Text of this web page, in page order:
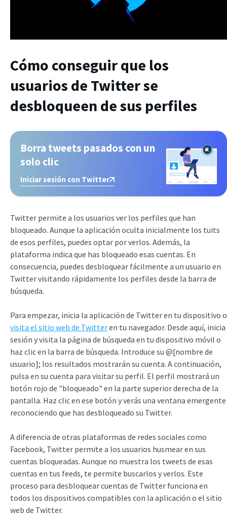
Cómo conseguir que los
usuarios de Twitter se
desbloqueen de sus perfiles
Borra tweets pasados con un
solo clic
Iniciar sesión con Twitter
Twitter permite a los usuarios ver los perfiles que han
bloqueado. Aunque la aplicación oculta inicialmente los tuits
de esos perfiles, puedes optar por verlos. Además, la
plataforma indica que has bloqueado esas cuentas. En
consecuencia, puedes desbloquear fácilmente a un usuario en
Twitter visitando rápidamente los perfiles desde la barra de
búsqueda.
Para empezar, inicia la aplicación de Twitter en tu dispositivo o
visita el sitio web de Twitteren tu navegador. Desde aquí, inicia
sesión y visita la página de búsqueda en tu dispositivo móvil o
haz clic en la barra de búsqueda. Introduce su @[nombre de
usuario]; los resultados mostrarán su cuenta. A continuación,
pulsa en su cuenta para visitar su perfil. El perfil mostrará un
botón rojo de "bloqueado" en la parte superior derecha de la
pantalla. Haz clic en ese botón y verás una ventana emergente
reconociendo que has desbloqueado su Twitter.
A diferencia de otras plataformas de redes sociales como
Facebook, Twitter permite a los usuarios husmear en sus
cuentas bloqueadas. Aunque no muestra los tweets de esas
cuentas en tus feeds, te permite buscarlos y verlos. Este
proceso para desbloquear cuentas de Twitter funciona en
todos los dispositivos compatibles con la aplicación o el sitio
web de Twitter.